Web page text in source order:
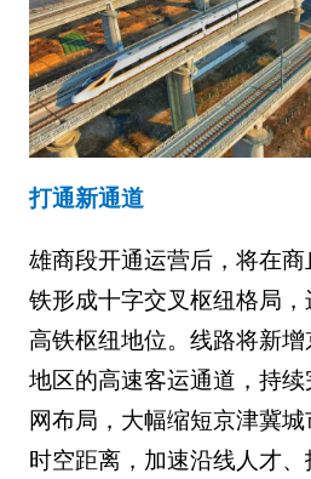
打通新通道
雄商段开通运营后，将在
铁形成十字交叉枢纽格局
高铁枢纽地位。线路将新
地区的高速客运通道，持
网布局，大幅缩短京津冀
时空距离，加速沿线人才